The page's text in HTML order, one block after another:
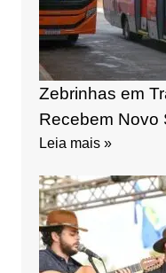
Zebrinhas em
Recebem Novo
Leia mais »